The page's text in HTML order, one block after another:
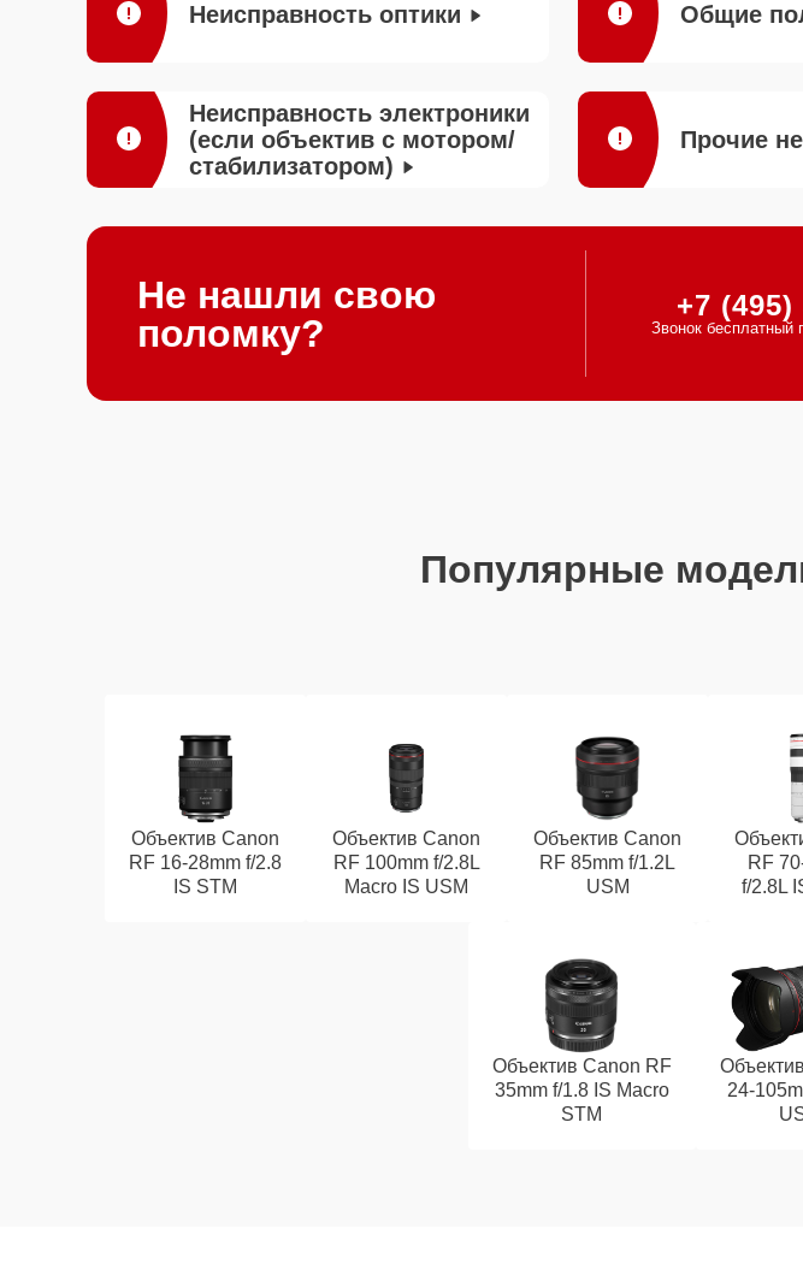
Неисправность оптики Общие
Неисправность электроники
(если объектив с мотором/
стабилизатором)
Прочие
Не нашли свою
поломку?
+7 (495)
Звонок бесплатный
Популярные
Объектив Canon
RF 16‑28mm f/2.8
IS STM
Объектив Canon
RF 100mm f/2.8L
Macro IS USM
Объектив Canon
RF 85mm f/1.2L
USM
RF
f/2.8L
Объектив Canon RF
35mm f/1.8 IS Macro
STM